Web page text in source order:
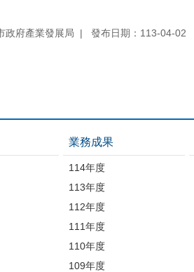
政府產業發展局 發布日期：113-04-02
業務成果
114年度
113年度
112年度
111年度
110年度
109年度